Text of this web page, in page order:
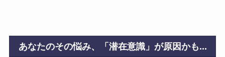
あなたのその悩み、「潜在意識」が原因かも...